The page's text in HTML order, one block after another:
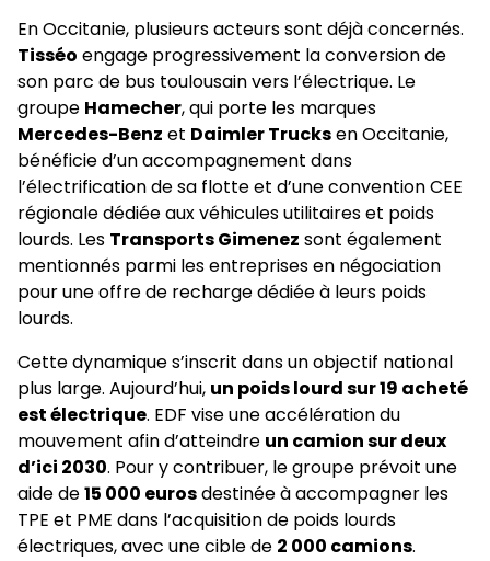
En Occitanie, plusieurs acteurs sont déjà concernés.
Tisséo engage progressivement la conversion de
son parc de bus toulousain vers l’électrique. Le
groupe Hamecher, qui porte les marques
Mercedes-Benz et Daimler Trucksen Occitanie,
bénéficie d’un accompagnement dans
l’électrification de sa flotte et d’une convention CEE
régionale dédiée aux véhicules utilitaires et poids
lourds. Les Transports Gimenez sont également
mentionnés parmi les entreprises en négociation
pour une offre de recharge dédiée à leurs poids
lourds.
Cette dynamique s’inscrit dans un objectif national
plus large. Aujourd’hui, un poids lourd sur 19 acheté
est électrique. EDF vise une accélération du
mouvement afin d’atteindre un camion sur deux
d’ici 2030. Pour y contribuer, le groupe prévoit une
aide de15 000 eurosdestinée à accompagner les
TPE et PME dans l’acquisition de poids lourds
électriques, avec une cible de 2 000 camions.